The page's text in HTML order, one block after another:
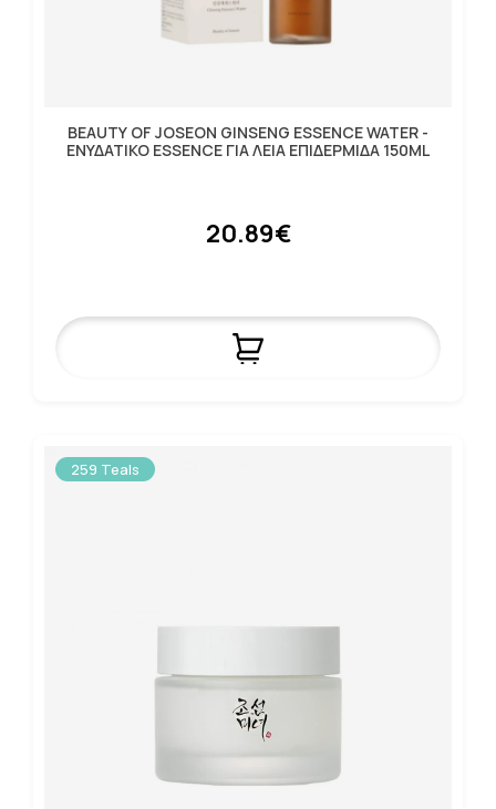
BEAUTY OF JOSEON GINSENG ESSENCE WATER -
ΕΝΥΔΑΤΙΚΟ ESSENCE ΓΙΑ ΛΕΙΑ ΕΠΙΔΕΡΜΙΔΑ 150ML
20.89€
259 Teals